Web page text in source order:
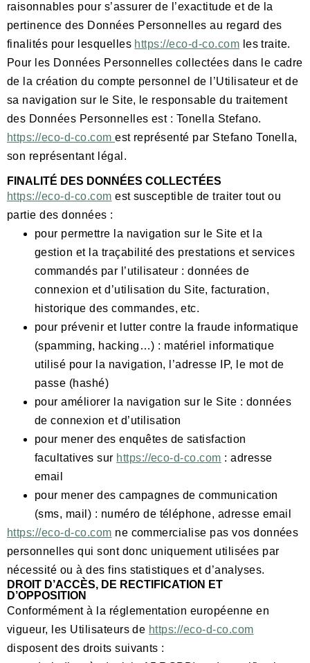
raisonnables pour s’assurer de l’exactitude et de la
pertinence des Données Personnelles au regard des
finalités pour lesquelles https://eco-d-co.com les traite.
Pour les Données Personnelles collectées dans le cadre
de la création du compte personnel de l’Utilisateur et de
sa navigation sur le Site, le responsable du traitement
des Données Personnelles est : Tonella Stefano.
https://eco-d-co.comest représenté par Stefano Tonella,
son représentant légal.
FINALITÉ DES DONNÉES COLLECTÉES
https://eco-d-co.com est susceptible de traiter tout ou
partie des données :
pour permettre la navigation sur le Site et la
gestion et la traçabilité des prestations et services
commandés par l’utilisateur : données de
connexion et d’utilisation du Site, facturation,
historique des commandes, etc.
pour prévenir et lutter contre la fraude informatique
(spamming, hacking…) : matériel informatique
utilisé pour la navigation, l’adresse IP, le mot de
passe (hashé)
pour améliorer la navigation sur le Site : données
de connexion et d’utilisation
pour mener des enquêtes de satisfaction
facultatives sur https://eco-d-co.com : adresse
email
pour mener des campagnes de communication
(sms, mail) : numéro de téléphone, adresse email
https://eco-d-co.com ne commercialise pas vos données
personnelles qui sont donc uniquement utilisées par
nécessité ou à des fins statistiques et d’analyses.
DROIT D’ACCÈS, DE RECTIFICATION ET
D’OPPOSITION
Conformément à la réglementation européenne en
vigueur, les Utilisateurs de https://eco-d-co.com
disposent des droits suivants :